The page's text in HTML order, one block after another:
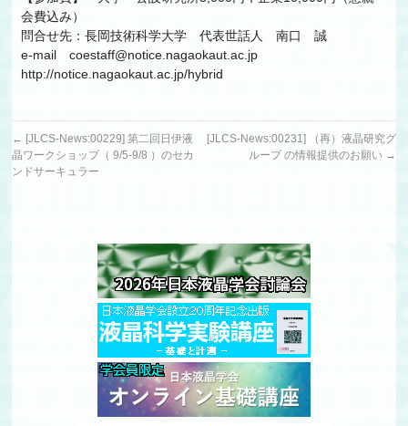
会費込み）
問合せ先：長岡技術科学大学 代表世話人 南口 誠
e-mail coestaff@notice.nagaokaut.ac.jp
http://notice.nagaokaut.ac.jp/hybrid
← [JLCS-News:00229] 第二回日伊液
晶ワークショップ（ 9/5-9/8 ）のセカ
ンドサーキュラー
[JLCS-News:00231] （再）液晶研究グ
ループ の情報提供のお願い →